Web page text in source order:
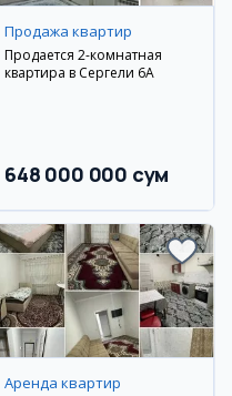
Продажа квартир
Продается 2-комнатная
квартира в Сергели 6А
648 000 000 сум
Аренда квартир